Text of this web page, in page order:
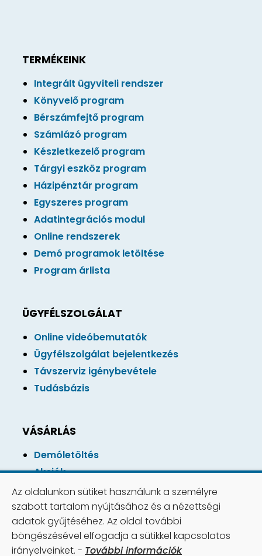
Az oldalunkon sütiket használunk a személyre
szabott tartalom nyújtásához és a nézettségi
adatok gyűjtéséhez. Az oldal további
böngészésével elfogadja a sütikkel kapcsolatos
irányelveinket. - További információk
TERMÉKEINK
Integrált ügyviteli rendszer
Könyvelő program
Bérszámfejtő program
Számlázó program
Készletkezelő program
Tárgyi eszköz program
Házipénztár program
Egyszeres program
Adatintegrációs modul
Online rendszerek
Demó programok letöltése
Program árlista
ÜGYFÉLSZOLGÁLAT
Online videóbemutatók
Ügyfélszolgálat bejelentkezés
Távszerviz igénybevétele
Tudásbázis
VÁSÁRLÁS
Demóletöltés
Akciók
Online vásárlás
Vásárlási feltétlek
Copyright © 2026 Számviteli Rendszer Kft. |